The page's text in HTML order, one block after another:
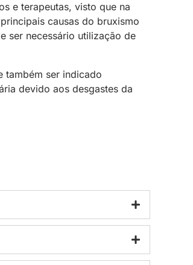
e terapeutas, visto que na
causas do bruxismo
ser necessário utilização de
também ser indicado
devido aos desgastes da